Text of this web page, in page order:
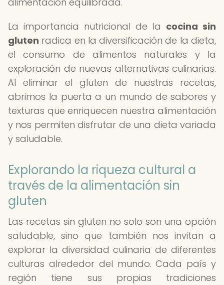
La importancia nutricional de la cocina sin
gluten radica en la diversificación de la dieta,
el consumo de alimentos naturales y la
exploración de nuevas alternativas culinarias.
Al eliminar el gluten de nuestras recetas,
abrimos la puerta a un mundo de sabores y
texturas que enriquecen nuestra alimentación
y nos permiten disfrutar de una dieta variada
y saludable.
Explorando la riqueza cultural a
través de la alimentación sin
gluten
Las recetas sin gluten no solo son una opción
saludable, sino que también nos invitan a
explorar la diversidad culinaria de diferentes
culturas alrededor del mundo. Cada país y
región tiene sus propias tradiciones